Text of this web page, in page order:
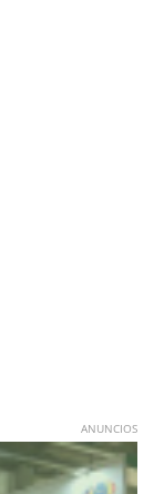
ANUNCIOS